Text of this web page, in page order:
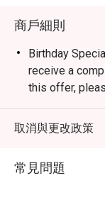
商戶細則
Birthday
receive a
this offer,
hours in
Celebration" in
matches the
Note: Offer is
取消與更改政策
常見問題